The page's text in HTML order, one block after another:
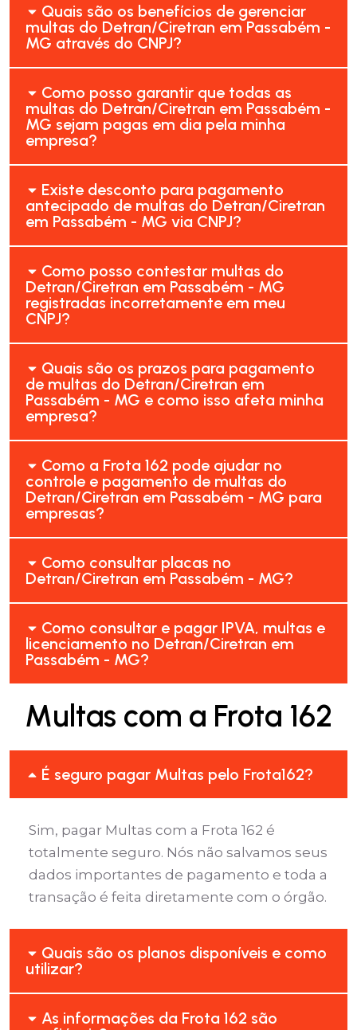
Quais são os benefícios de gerenciar
multas do Detran/Ciretran em Passabém -
MG através do CNPJ?
Como posso garantir que todas as
multas do Detran/Ciretran em Passabém -
MG sejam pagas em dia pela minha
empresa?
Existe desconto para pagamento
antecipado de multas do Detran/Ciretran
em Passabém - MG via CNPJ?
Como posso contestar multas do
Detran/Ciretran em Passabém - MG
registradas incorretamente em meu
CNPJ?
Quais são os prazos para pagamento
de multas do Detran/Ciretran em
Passabém - MG e como isso afeta minha
empresa?
Como a Frota 162 pode ajudar no
controle e pagamento de multas do
Detran/Ciretran em Passabém - MG para
empresas?
Como consultar placas no
Detran/Ciretran em Passabém - MG?
Como consultar e pagar IPVA, multas e
licenciamento no Detran/Ciretran em
Passabém - MG?
Multas com a Frota 162
É seguro pagar Multas pelo Frota162?
Sim, pagar Multas com a Frota 162 é
totalmente seguro. Nós não salvamos seus
dados importantes de pagamento e toda a
transação é feita diretamente com o órgão.
Quais são os planos disponíveis e como
utilizar?
As informações da Frota 162 são